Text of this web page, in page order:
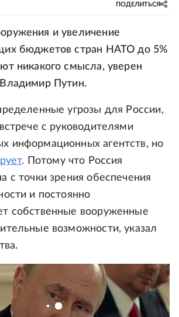
ПОДЕЛИТЬСЯ
и увеличение
бюджетов стран НАТО до 5%
никакого смысла, уверен
Путин.
угрозы для России,
с руководителями
информационных агентств, но
. Потому что Россия
с точки зрения обеспечения
и постоянно
собственные вооруженные
возможности, указал